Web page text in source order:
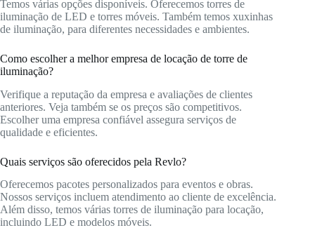
Temos várias opções disponíveis. Oferecemos torres de
iluminação de LED e torres móveis. Também temos xuxinhas
de iluminação, para diferentes necessidades e ambientes.
Como escolher a melhor empresa de locação de torre de
iluminação?
Verifique a reputação da empresa e avaliações de clientes
anteriores. Veja também se os preços são competitivos.
Escolher uma empresa confiável assegura serviços de
qualidade e eficientes.
Quais serviços são oferecidos pela Revlo?
Oferecemos pacotes personalizados para eventos e obras.
Nossos serviços incluem atendimento ao cliente de excelência.
Além disso, temos várias torres de iluminação para locação,
incluindo LED e modelos móveis.